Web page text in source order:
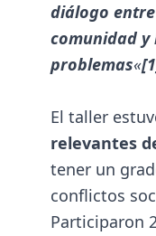
diálogo
comunidad y
problemas«
El taller
relevantes
tener un
conflictos
Participaron